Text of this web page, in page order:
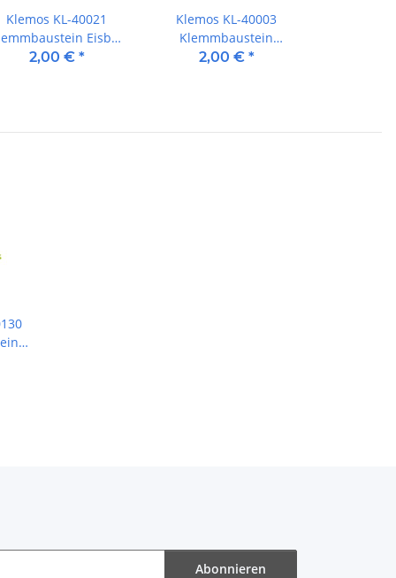
Klemos KL-40021
Eisbär
weiß
2,00 € *
Klemos KL-40003
Klemmbaustein
Krokodil grün
2,00 € *
Abonnieren